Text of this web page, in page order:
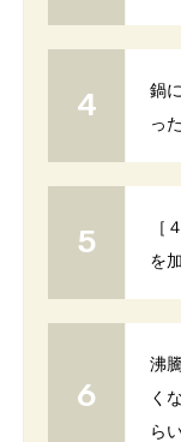
鍋
っ
［
を
沸
く
ら